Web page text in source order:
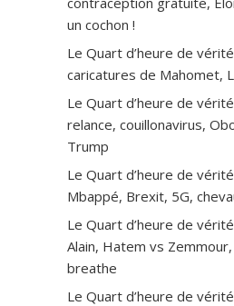
un cochon !
Le Quart d’heure de
caricatures de Mahomet,
Le Quart d’heure de
relance, couillonavirus,
Trump
Le Quart d’heure de
Mbappé, Brexit, 5G,
Le Quart d’heure de
Alain, Hatem vs Zemmour,
breathe
Le Quart d’heure de